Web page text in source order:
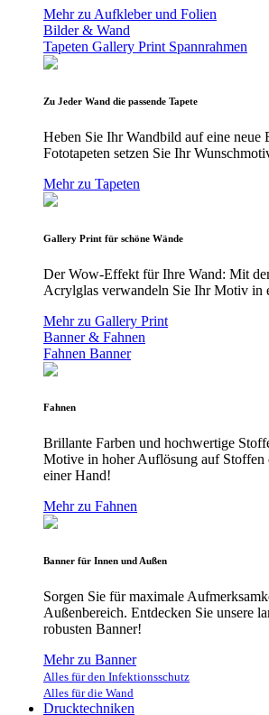
Mehr zu Aufkleber und Folien
Bilder & Wand
Tapeten Gallery Print Spannrahmen
Zu Jeder Wand die passende Tapete
Heben Sie Ihr Wandbild auf eine neue
Fototapeten setzen Sie Ihr
Mehr zu Tapeten
Gallery Print für schöne Wände
Der Wow-Effekt für Ihre Wand: Mit
Acrylglas verwandeln Sie Ihr Motiv in
Mehr zu Gallery Print
Banner & Fahnen
Fahnen Banner
Fahnen
Brillante Farben und hochwertige
Motive in hoher Auflösung auf Stoffen
einer Hand!
Mehr zu Fahnen
Banner für Innen und Außen
Sorgen Sie für maximale
Außenbereich. Entdecken Sie unsere
robusten Banner!
Mehr zu Banner
Alles für den Infektionsschutz
Alles für die Wand
Drucktechniken